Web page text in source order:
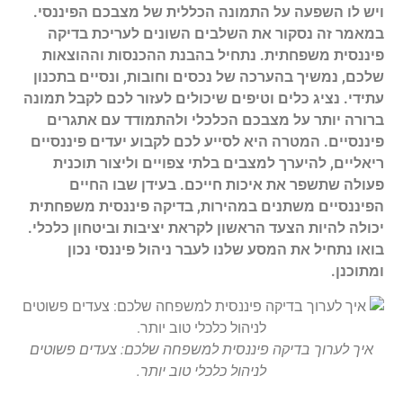
ויש לו השפעה על התמונה הכללית של מצבכם הפיננסי.
במאמר זה נסקור את השלבים השונים לעריכת בדיקה
פיננסית משפחתית. נתחיל בהבנת ההכנסות וההוצאות
שלכם, נמשיך בהערכה של נכסים וחובות, ונסיים בתכנון
עתידי. נציג כלים וטיפים שיכולים לעזור לכם לקבל תמונה
ברורה יותר על מצבכם הכלכלי ולהתמודד עם אתגרים
פיננסיים. המטרה היא לסייע לכם לקבוע יעדים פיננסיים
ריאליים, להיערך למצבים בלתי צפויים וליצור תוכנית
פעולה שתשפר את איכות חייכם. בעידן שבו החיים
הפיננסיים משתנים במהירות, בדיקה פיננסית משפחתית
יכולה להיות הצעד הראשון לקראת יציבות וביטחון כלכלי.
בואו נתחיל את המסע שלנו לעבר ניהול פיננסי נכון
ומתוכנן.
איך לערוך בדיקה פיננסית למשפחה שלכם: צעדים פשוטים
לניהול כלכלי טוב יותר.